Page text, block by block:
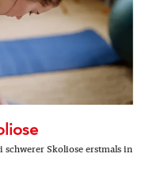
Skoliose erstmals in